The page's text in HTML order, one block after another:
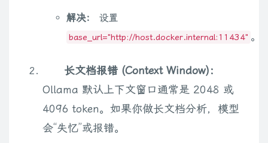
解决： 设置
base_url="http://host.docker.internal:11434" 。
长文档报错 (Context Window)：
Ollama 默认上下文窗口通常是 2048 或
4096 token。如果你做长文档分析，模型
会“失忆”或报错。